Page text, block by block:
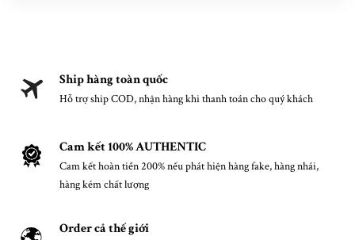
Ship hàng toàn quốc
Hỗ trợ ship COD, nhận hàng khi thanh toán cho quý khách
Cam kết 100% AUTHENTIC
Cam kết hoàn tiền 200% nếu phát hiện hàng fake, hàng nhái,
hàng kém chất lượng
Order cả thế giới